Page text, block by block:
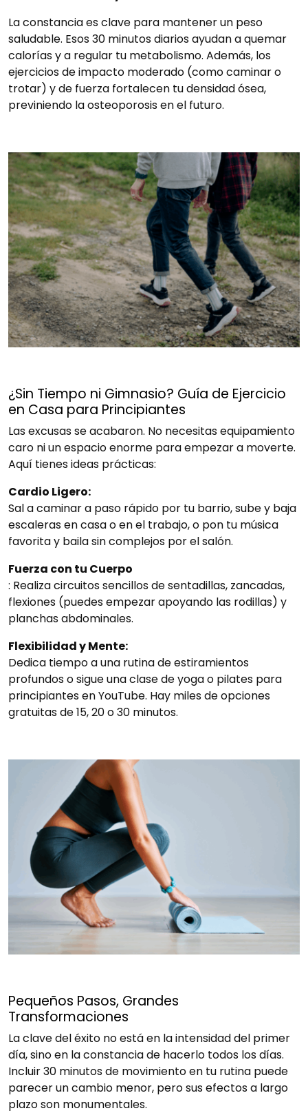
La constancia es clave para mantener un peso
saludable. Esos 30 minutos diarios ayudan a quemar
calorías y a regular tu metabolismo. Además, los
ejercicios de impacto moderado (como caminar o
trotar) y de fuerza fortalecen tu densidad ósea,
previniendo la osteoporosis en el futuro.
¿Sin Tiempo ni Gimnasio? Guía de Ejercicio
en Casa para Principiantes
Las excusas se acabaron. No necesitas equipamiento
caro ni un espacio enorme para empezar a moverte.
Aquí tienes ideas prácticas:
Cardio Ligero:
Sal a caminar a paso rápido por tu barrio, sube y baja
escaleras en casa o en el trabajo, o pon tu música
favorita y baila sin complejos por el salón.
Fuerza con tu Cuerpo
: Realiza circuitos sencillos de sentadillas, zancadas,
flexiones (puedes empezar apoyando las rodillas) y
planchas abdominales.
Flexibilidad y Mente:
Dedica tiempo a una rutina de estiramientos
profundos o sigue una clase de yoga o pilates para
principiantes en YouTube. Hay miles de opciones
gratuitas de 15, 20 o 30 minutos.
Pequeños Pasos, Grandes
Transformaciones
La clave del éxito no está en la intensidad del primer
día, sino en la constancia de hacerlo todos los días.
Incluir 30 minutos de movimiento en tu rutina puede
parecer un cambio menor, pero sus efectos a largo
plazo son monumentales.